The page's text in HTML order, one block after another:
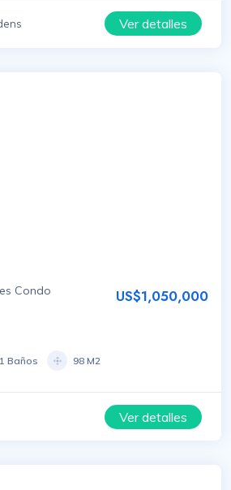
Ver detalles
Condo US$1,050,000
1 Baños 98 M2
Ver detalles